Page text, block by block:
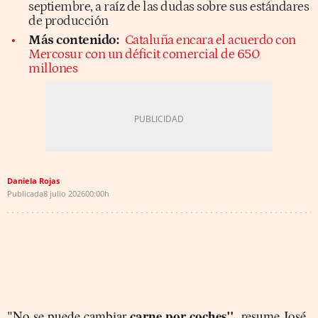
septiembre, a raíz de las dudas sobre sus estándares
de producción
Más contenido: Cataluña encara el acuerdo con
Mercosur con un déficit comercial de 650
millones
Daniela Rojas
Publicada8 julio 202600:00h